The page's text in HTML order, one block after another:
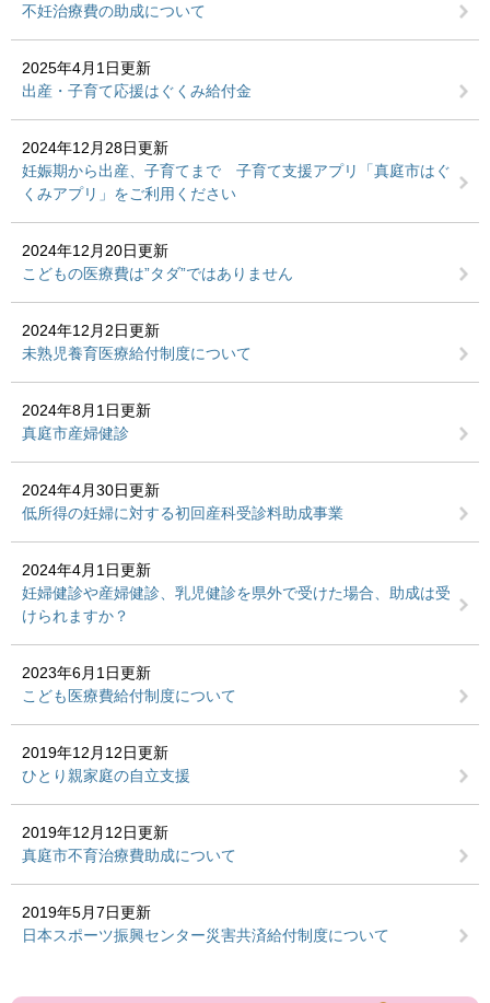
不妊治療費の助成について
2025年4月1日更新
出産・子育て応援はぐくみ給付金
2024年12月28日更新
妊娠期から出産、子育てまで 子育て支援アプリ「真庭市はぐ
くみアプリ」をご利用ください
2024年12月20日更新
こどもの医療費は”タダ”ではありません
2024年12月2日更新
未熟児養育医療給付制度について
2024年8月1日更新
真庭市産婦健診
2024年4月30日更新
低所得の妊婦に対する初回産科受診料助成事業
2024年4月1日更新
妊婦健診や産婦健診、乳児健診を県外で受けた場合、助成は受
けられますか？
2023年6月1日更新
こども医療費給付制度について
2019年12月12日更新
ひとり親家庭の自立支援
2019年12月12日更新
真庭市不育治療費助成について
2019年5月7日更新
日本スポーツ振興センター災害共済給付制度について